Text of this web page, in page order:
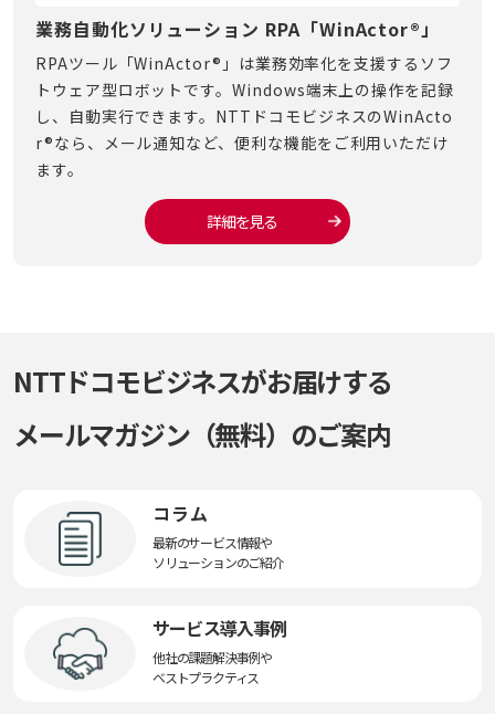
業務自動化ソリューション RPA「WinActor®」
RPAツール「WinActor®」は業務効率化を支援するソフ
トウェア型ロボットです。Windows端末上の操作を記録
し、自動実行できます。NTTドコモビジネスのWinActo
r®なら、メール通知など、便利な機能をご利用いただけ
ます。
詳細を見る
NTTドコモビジネスがお届けする
メールマガジン（無料）のご案内
コラム
最新のサービス情報や
ソリューションのご紹介
サービス導入事例
他社の課題解決事例や
ベストプラクティス